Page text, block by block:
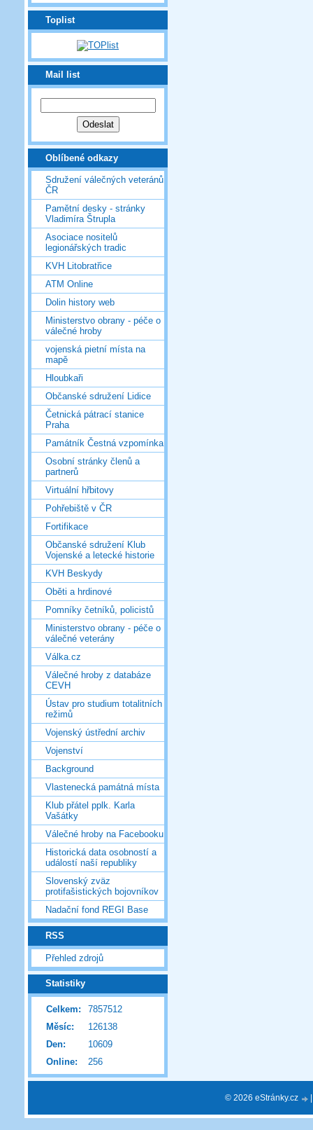
Toplist
Mail list
Oblíbené odkazy
Sdružení válečných veteránů
ČR
Pamětní desky - stránky
Vladimíra Štrupla
Asociace nositelů
legionářských tradic
KVH Litobratřice
ATM Online
Dolin history web
Ministerstvo obrany - péče o
válečné hroby
vojenská pietní místa na
mapě
Hloubkaři
Občanské sdružení Lidice
Četnická pátrací stanice
Praha
Památník Čestná vzpomínka
Osobní stránky členů a
partnerů
Virtuální hřbitovy
Pohřebiště v ČR
Fortifikace
Občanské sdružení Klub
Vojenské a letecké historie
KVH Beskydy
Oběti a hrdinové
Pomníky četníků, policistů
Ministerstvo obrany - péče o
válečné veterány
Válka.cz
Válečné hroby z databáze
CEVH
Ústav pro studium totalitních
režimů
Vojenský ústřední archiv
Vojenství
Background
Vlastenecká památná místa
Klub přátel pplk. Karla
Vašátky
Válečné hroby na Facebooku
Historická data osobností a
událostí naší republiky
Slovenský zväz
protifašistických bojovníkov
Nadační fond REGI Base
RSS
Přehled zdrojů
Statistiky
Online: 256
Celkem:
7857512
Měsíc:
126138
Den:
10609
© 2026 eStránky.cz